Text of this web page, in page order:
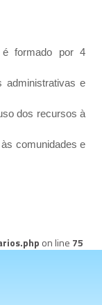
é formado por 4
administrativas e
dos recursos à
comunidades e
on line 75